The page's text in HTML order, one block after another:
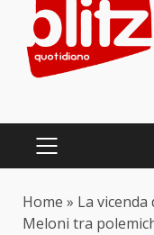
content
PRIMARY
Home » La
Meloni tra